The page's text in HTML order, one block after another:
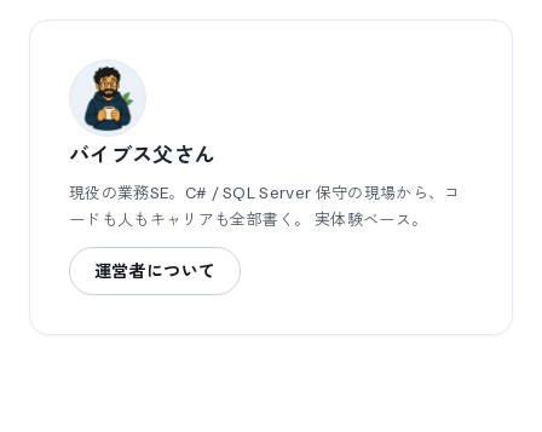
バイブス父さん
現役の業務SE。C# / SQL Server 保守の現場から、コ
ードも人もキャリアも全部書く。 実体験ベース。
運営者について